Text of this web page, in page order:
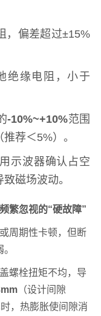
，偏差超过±15%
绝缘电阻，小于
-10%~+10%范围
荐＜5%）。
示波器确认占空
磁场波动。
繁忽视的“硬故障”
周期性卡顿，但断
螺栓扭矩不均，导
（设计间隙
，热膨胀使间隙消